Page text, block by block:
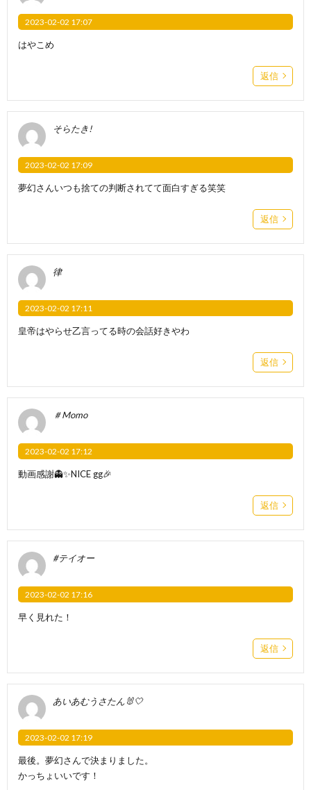
2023-02-02 17:07
はやこめ
返信
そらたき!
2023-02-02 17:09
夢幻さんいつも捨ての判断されてて面白すぎる笑笑
返信
律
2023-02-02 17:11
皇帝はやらせ乙言ってる時の会話好きやわ
返信
＃Momo
2023-02-02 17:12
動画感謝👻✨NICE gg🎉
返信
#テイオー
2023-02-02 17:16
早く見れた！
返信
あいあむうさたん🐰🤍
2023-02-02 17:19
最後。夢幻さんで決まりました。
かっちょいいです！